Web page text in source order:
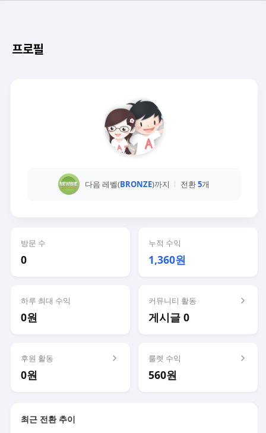
프로필
다음 레벨(BRONZE)까지 전환5개
방문 수
0
누적 수익
1,360원
하루 최대 수익
0원
커뮤니티 활동
게시글 0
후원 활동
0원
룰렛 수익
560원
최근 전환 추이